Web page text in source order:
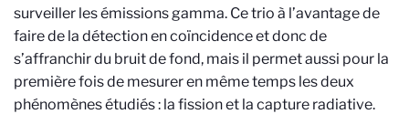
surveiller les émissions gamma. Ce trio à l’avantage de
faire de la détection en coïncidence et donc de
s’affranchir du bruit de fond, mais il permet aussi pour la
première fois de mesurer en même temps les deux
phénomènes étudiés : la fission et la capture radiative.